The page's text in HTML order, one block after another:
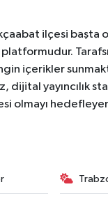
ilçesi
içerikler
dijital yayıncılık
olmayı